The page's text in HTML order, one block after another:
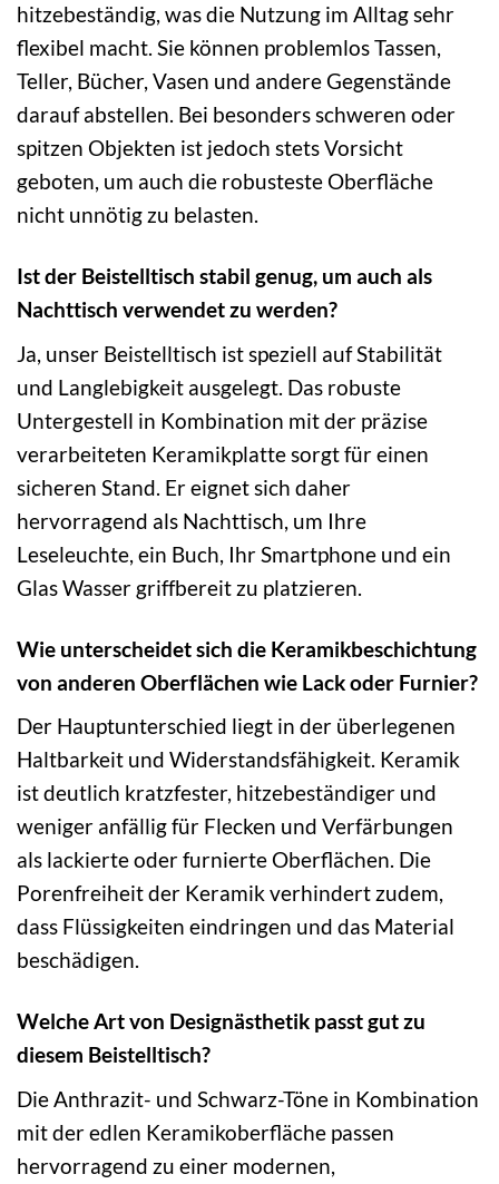
hitzebeständig, was die Nutzung im Alltag sehr
flexibel macht. Sie können problemlos Tassen,
Teller, Bücher, Vasen und andere Gegenstände
darauf abstellen. Bei besonders schweren oder
spitzen Objekten ist jedoch stets Vorsicht
geboten, um auch die robusteste Oberfläche
nicht unnötig zu belasten.
Ist der Beistelltisch stabil genug, um auch als
Nachttisch verwendet zu werden?
Ja, unser Beistelltisch ist speziell auf Stabilität
und Langlebigkeit ausgelegt. Das robuste
Untergestell in Kombination mit der präzise
verarbeiteten Keramikplatte sorgt für einen
sicheren Stand. Er eignet sich daher
hervorragend als Nachttisch, um Ihre
Leseleuchte, ein Buch, Ihr Smartphone und ein
Glas Wasser griffbereit zu platzieren.
Wie unterscheidet sich die Keramikbeschichtung
von anderen Oberflächen wie Lack oder Furnier?
Der Hauptunterschied liegt in der überlegenen
Haltbarkeit und Widerstandsfähigkeit. Keramik
ist deutlich kratzfester, hitzebeständiger und
weniger anfällig für Flecken und Verfärbungen
als lackierte oder furnierte Oberflächen. Die
Porenfreiheit der Keramik verhindert zudem,
dass Flüssigkeiten eindringen und das Material
beschädigen.
Welche Art von Designästhetik passt gut zu
diesem Beistelltisch?
Die Anthrazit- und Schwarz-Töne in Kombination
mit der edlen Keramikoberfläche passen
hervorragend zu einer modernen,